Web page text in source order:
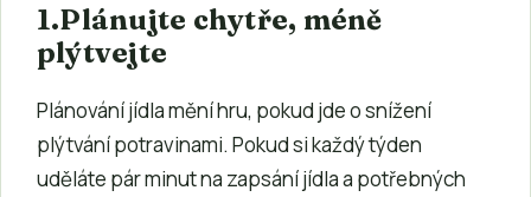
1.Plánujte chytře, méně
plýtvejte
Plánování jídla mění hru, pokud jde o snížení
plýtvání potravinami. Pokud si každý týden
uděláte pár minut na zapsání jídla a potřebných